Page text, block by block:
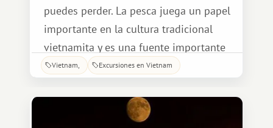
puedes perder. La pesca juega un papel
importante en la cultura tradicional
vietnamita y es una fuente importante
de ingresos para las comunidades
encontrarás muchas playas hermosas
donde podrás disfrutar.
Vietnam Excursiones en Vietnam